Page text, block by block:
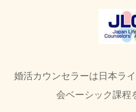
婚活カウンセラーは日本ラ
会ベーシック課程